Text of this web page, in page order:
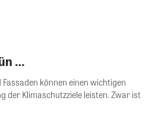
…
können einen wichtigen
der Klimaschutzziele leisten. Zwar ist